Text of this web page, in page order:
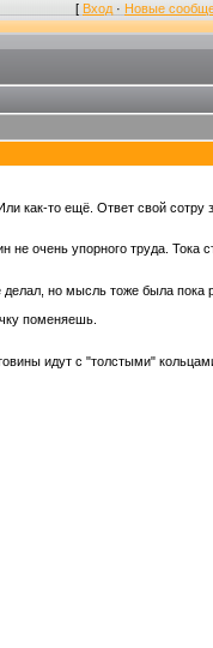
[ Вход · Новые
как-то ещё. Ответ свой сотру
очень упорного труда. Тока
но мысль тоже была пока
поменяешь.
идут с "толстыми"